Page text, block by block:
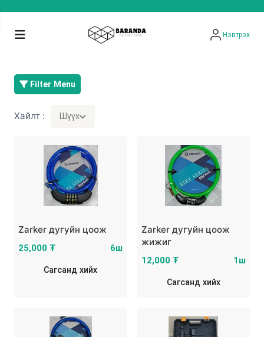
Нэвтрэх
Filter Menu
Хайлт : Шүүх
Zarker дугуйн цоож
25,000 ₮ 6ш
Сагсанд хийх
Zarker дугуйн цоож
жижиг
12,000 ₮ 1ш
Сагсанд хийх